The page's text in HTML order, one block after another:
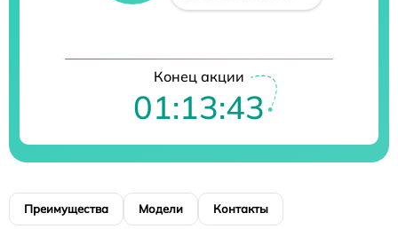
Конец акции
01:13:43
Преимущества Модели Контакты